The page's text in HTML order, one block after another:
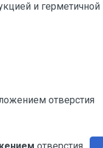
и герметичной
отверстия